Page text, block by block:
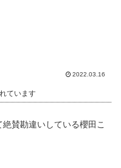
2022.03.16
ています
賛勘違いしている櫻田こ